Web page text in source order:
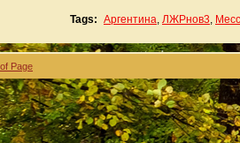
Tags: Аргентина, ЛЖРнов3,
Page